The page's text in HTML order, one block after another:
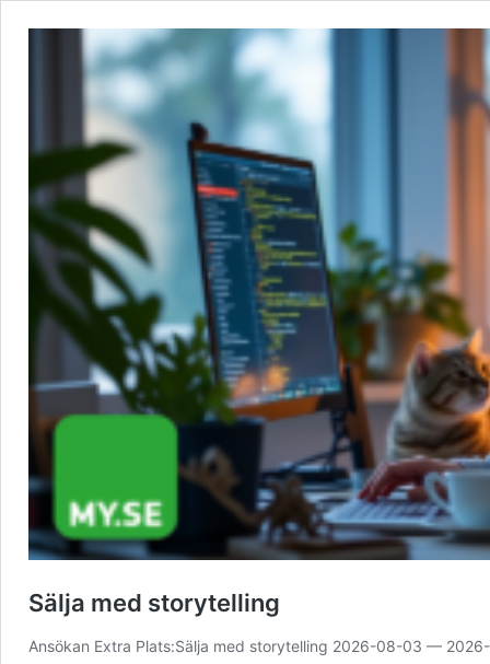
Sälja med storytelling
Ansökan Extra Plats:Sälja med storytelling 2026-08-03 —